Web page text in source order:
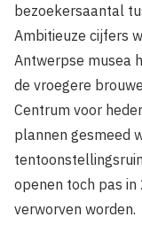
bezoekersaantal
Ambitieuze cijfers
Antwerpse musea
de vroegere
Centrum voor
plannen gesmeed
openen toch pas
verworven worden.